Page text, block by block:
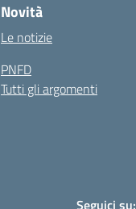
Novità
Le notizie
PNFD
Tutti gli argomenti
Seguici su: